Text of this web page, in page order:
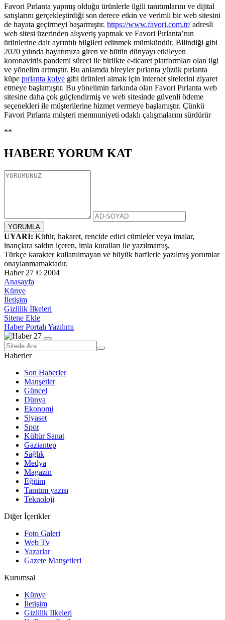
Favori Pırlanta yapmış olduğu ürünlerle ilgili tanıtımlarını ve dijital
satışlarını gerçekleştirdiği son derece etkin ve verimli bir web sitesini
de hayata geçirmeyi başarmıştır. https://www.favori.com.tr/adresli
web sitesi üzerinden alışveriş yapmak ve Favori Pırlanta’nın
ürünlerine dair ayrıntılı bilgileri edinmek mümkündür. Bilindiği gibi
2020 yılında hayatımıza giren ve bütün dünyayı etkileyen
koronavirüs pandemi süreci ile birlikte e-ticaret platformları olan ilgi
ve yönelim artmıştır. Bu anlamda bireyler pırlanta yüzük pırlanta
küpe pırlanta kolye gibi ürünleri almak için internet sitelerini ziyaret
etmeye başlamıştır. Bu yönelimin farkında olan Favori Pırlanta web
sitesine daha çok güçlendirmiş ve web sitesinde güvenli ödeme
seçenekleri ile müşterilerine hizmet vermeye başlamıştır. Çünkü
Favori Pırlanta müşteri memnuniyeti odaklı çalışmalarını sürdürür
**
HABERE YORUM KAT
UYARI: Küfür, hakaret, rencide edici cümleler veya imalar,
inançlara saldırı içeren, imla kuralları ile yazılmamış,
Türkçe karakter kullanılmayan ve büyük harflerle yazılmış yorumlar
onaylanmamaktadır.
Haber 27 © 2004
Anasayfa
Künye
İletişim
Gizlilik İlkeleri
Sitene Ekle
Haber Portalı Yazılımı
Haberler
Son Haberler
Manşetler
Güncel
Dünya
Ekonomi
Siyaset
Spor
Kültür Sanat
Gaziantep
Sağlık
Medya
Magazin
Eğitim
Tanıtım yazısı
Teknoloji
Diğer İçerikler
Foto Galeri
Web Tv
Yazarlar
Gazete Manşetleri
Kurumsal
Künye
İletişim
Gizlilik İlkeleri